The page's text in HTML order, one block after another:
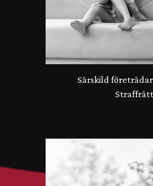
Särskild
Straffrätt